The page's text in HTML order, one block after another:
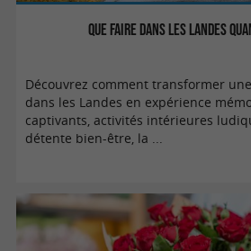
Que faire dans les Landes
Découvrez comment transformer
dans les Landes en expérience
captivants, activités intérieures
détente bien-être, la ...